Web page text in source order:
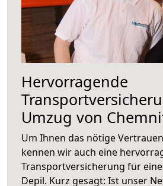
Hervorragende
Umzug von
Um Ihnen das nötige
kennen wir auch eine
Transportversicherung für
Depil. Kurz gesagt: Ist unser